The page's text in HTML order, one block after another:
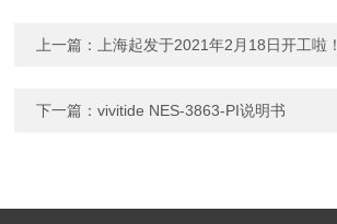
上一篇： 上海起发于2021年2月18日开工啦！
下一篇：vivitide NES-3863-PI说明书